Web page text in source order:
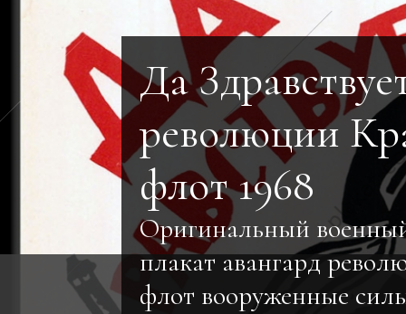
Да
революции
флот 1968
Оригинальный
плакат авангард
флот вооруженные